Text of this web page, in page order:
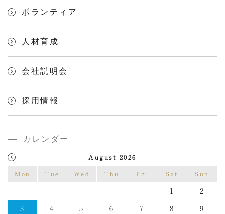
ボランティア
人材育成
会社説明会
採用情報
カレンダー
August 2026
Mon
Tue Wed Thu Fri Sat Sun
1
2
3
4 5 6 7 8
9